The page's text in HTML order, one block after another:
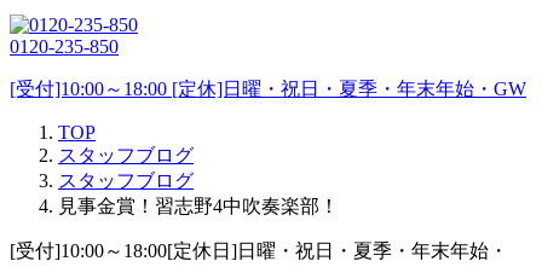
0120-235-850
[受付]10:00～18:00 [定休]日曜・祝日・夏季・年末年始・GW
TOP
スタッフブログ
スタッフブログ
見事金賞！習志野4中吹奏楽部！
[受付]10:00～18:00[定休日]日曜・祝日・夏季・年末年始・